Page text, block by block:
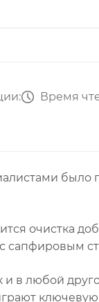
Время
было
очистка
сапфировым
в любой